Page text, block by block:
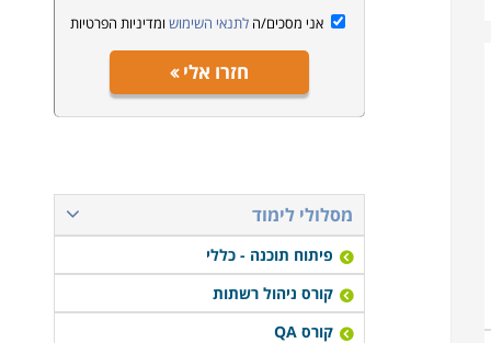
אני מסכים/הלתנאי השימוש ומדיניות הפרטיות
חזרו אלי
מסלולי לימוד
פיתוח תוכנה - כללי
קורס ניהול רשתות
קורס QA